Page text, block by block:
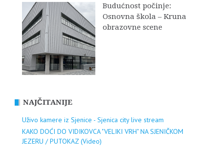
Budućnost počinje:
Osnovna škola – Kruna
obrazovne scene
NAJČITANIJE
Uživo kamere iz Sjenice - Sjenica city live stream
KAKO DOĆI DO VIDIKOVCA "VELIKI VRH" NA SJENIČKOM
JEZERU / PUTOKAZ (Video)